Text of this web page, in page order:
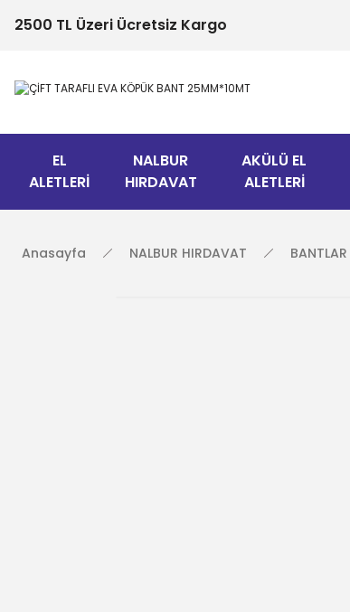
2500 TL Üzeri Ücretsiz Kargo
EL
ALETLERİ
NALBUR
HIRDAVAT
AKÜLÜ EL
ALETLERİ
Anasayfa NALBUR HIRDAVAT BANTLAR